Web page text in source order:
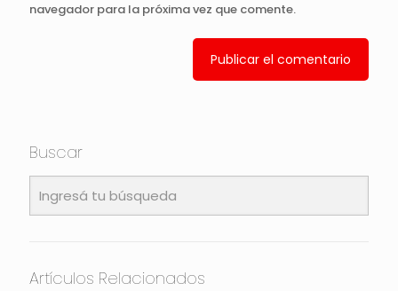
navegador para la próxima vez que comente.
Buscar
Artículos Relacionados